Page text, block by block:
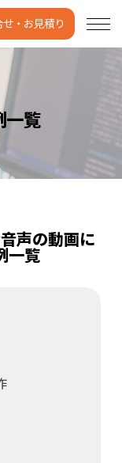
せ・お見積り
一覧
声の動画に
一覧